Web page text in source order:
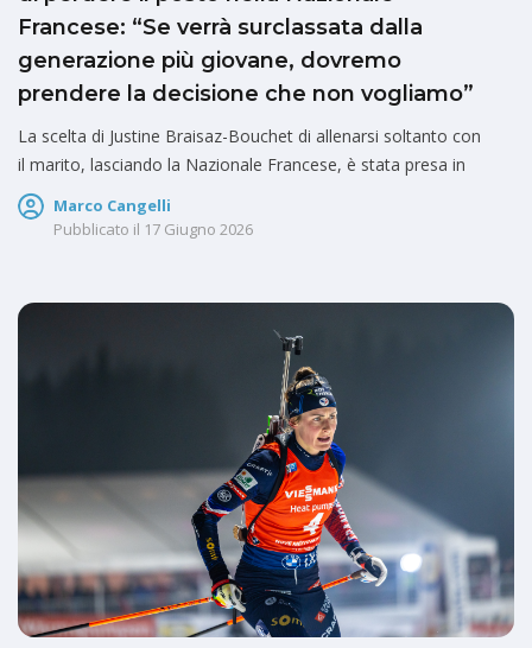
Francese: “Se verrà surclassata dalla
generazione più giovane, dovremo
prendere la decisione che non vogliamo”
La scelta di Justine Braisaz-Bouchet di allenarsi soltanto con
il marito, lasciando la Nazionale Francese, è stata presa in
Marco Cangelli
Pubblicato il 17 Giugno 2026